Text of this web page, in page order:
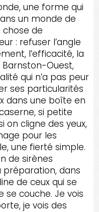
une forme qui
un monde de
chose de
: refuser l’angle
l’efficacité, la
Ouest,
qui n’a pas peur
ses particularités
dans une boîte en
si petite
on cligne des yeux,
pour les
une fierté simple.
de sirènes
préparation, dans
de ceux qui se
couche. Je vois
je vois des